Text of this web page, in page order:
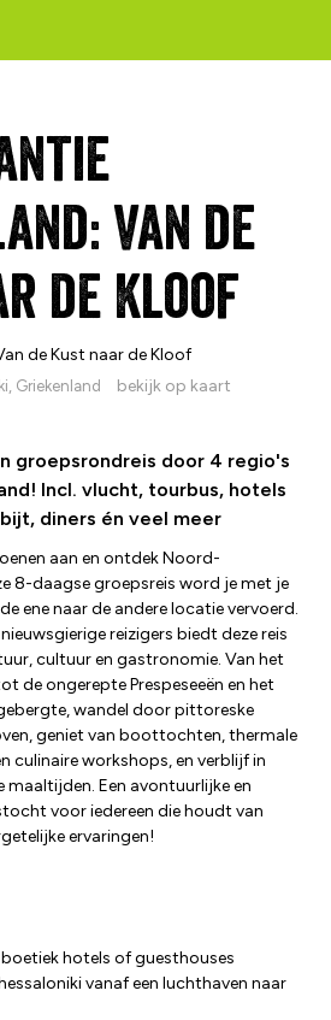
Van de
de Kloof
de Kust naar de Kloof
Griekenland bekijk op kaart
groepsrondreis door 4 regio's
Incl. vlucht, tourbus, hotels
diners én veel meer
aan en ontdek Noord-
8-daagse groepsreis word je met je
ene naar de andere locatie vervoerd.
reizigers biedt deze reis
cultuur en gastronomie. Van het
de ongerepte Prespeseeën en het
wandel door pittoreske
geniet van boottochten, thermale
culinaire workshops, en verblijf in
Een avontuurlijke en
voor iedereen die houdt van
ervaringen!
hotels of guesthouses
vanaf een luchthaven naar